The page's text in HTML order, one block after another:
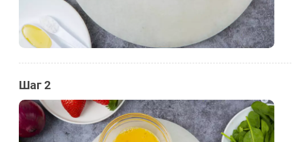
Шаг 2